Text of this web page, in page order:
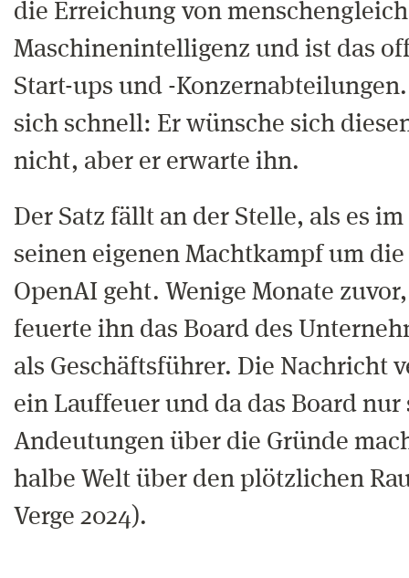
die Erreichung von
Maschinenintelligenz und ist das
Start-ups und -
sich schnell: Er wünsche sich
nicht, aber er erwarte ihn.
Der Satz fällt an der Stelle, als es
seinen eigenen Machtkampf um
OpenAI geht. Wenige Monate
feuerte ihn das Board des
als Geschäftsführer. Die Nachricht
ein Lauffeuer und da das Board nur
Andeutungen über die Gründe
halbe Welt über den plötzlichen
Verge 2024).